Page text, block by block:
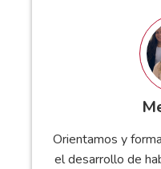
Orientamos y
el desarrollo de